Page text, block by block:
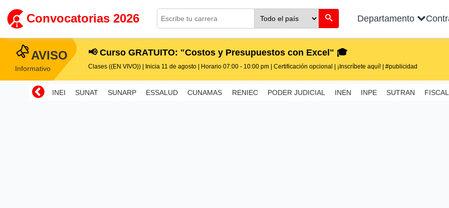
Convocatorias 2026 Departamento
AVISO
Informativo
📢 Curso GRATUITO: "Costos y Presupuestos con Excel" 🎓
Clases ((EN VIVO)) | Inicia 11 de agosto | Horario 07:00 - 10:00 pm | Certificación opcional | ¡Inscríbete aquí! | #publicidad
INEI SUNAT SUNARP ESSALUD CUNAMAS RENIEC PODER JUDICIAL INEN INPE SUTRAN